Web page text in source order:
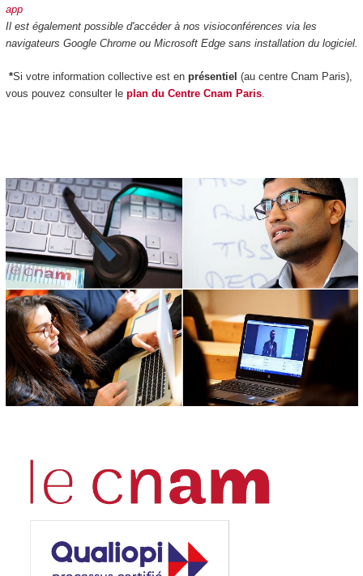
app
Il est également possible d'accéder à nos visioconférences via les
navigateurs Google Chrome ou Microsoft Edge sans installation du logiciel.
*Si votre information collective est en présentiel (au centre Cnam Paris),
vous pouvez consulter le plan du Centre Cnam Paris.